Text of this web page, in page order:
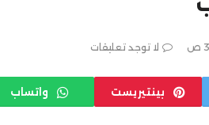
لا توجد تعليقات
بينتيريست واتساب